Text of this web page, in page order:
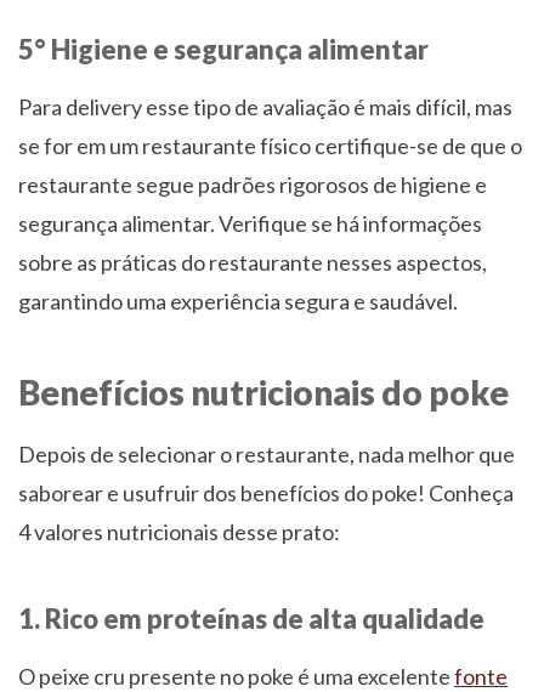
5° Higiene e segurança alimentar
Para delivery esse tipo de avaliação é mais difícil, mas
se for em um restaurante físico certifique-se de que o
restaurante segue padrões rigorosos de higiene e
segurança alimentar. Verifique se há informações
sobre as práticas do restaurante nesses aspectos,
garantindo uma experiência segura e saudável.
Benefícios nutricionais do poke
Depois de selecionar o restaurante, nada melhor que
saborear e usufruir dos benefícios do poke! Conheça
4 valores nutricionais desse prato:
1. Rico em proteínas de alta qualidade
O peixe cru presente no poke é uma excelentefonte